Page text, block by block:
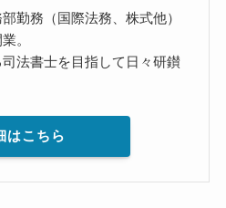
勤務（国際法務、株式他）
。
法書士を目指して日々研鑚
はこちら